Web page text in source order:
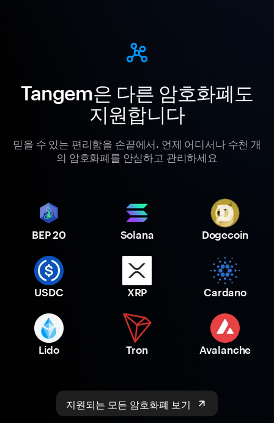
Tangem은 다른 암호화폐도
지원합니다
믿을 수 있는 편리함을 손끝에서. 언제 어디서나 수천 개
의 암호화폐를 안심하고 관리하세요
BEP 20 Solana Dogecoin
USDC XRP Cardano
Lido Tron Avalanche
지원되는 모든 암호화폐 보기